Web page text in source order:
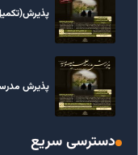
پذیرش
دسترسی سریع